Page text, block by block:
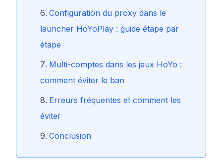
Configuration du proxy dans le
launcher HoYoPlay : guide étape par
étape
Multi-comptes dans les jeux HoYo :
comment éviter le ban
Erreurs fréquentes et comment les
éviter
Conclusion